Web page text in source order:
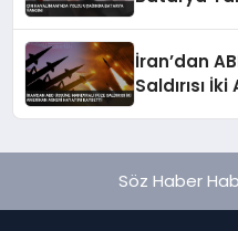
İran’dan
Saldırısı
Söz Haber